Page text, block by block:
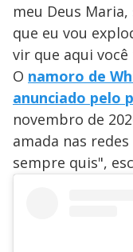
meu Deus
que eu vou
vir que aqui
O namoro de
anunciado pelo
novembro de
amada nas
sempre quis",